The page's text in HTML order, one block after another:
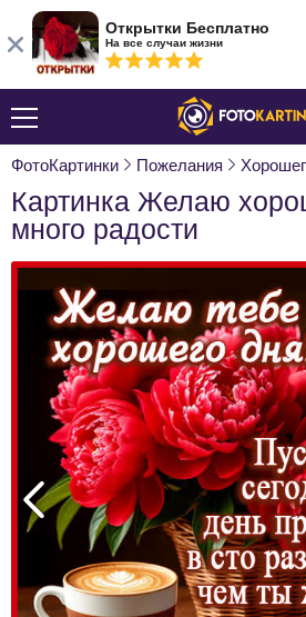
ФотоКартинки Пожелания
Картинка Желаю
много радости
Открытки Бесплатно
На все случаи жизни